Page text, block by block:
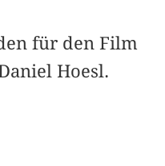
für den Film
Hoesl.